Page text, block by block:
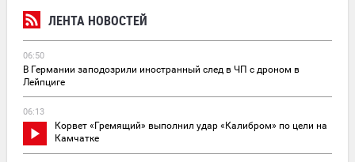
ЛЕНТА НОВОСТЕЙ
06:50
В Германии заподозрили иностранный след в ЧП с дроном в
Лейпциге
06:13
Корвет «Гремящий» выполнил удар «Калибром» по цели на
Камчатке